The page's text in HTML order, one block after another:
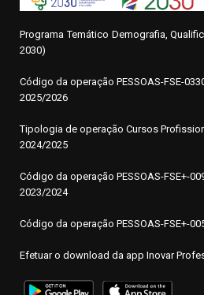
Programa Temático Demografia,
2030)
Código da operação PESSOAS-FSE-
2025/2026
Tipologia de operação Cursos
2024/2025
Código da operação PESSOAS-FSE+-
2023/2024
Código da operação PESSOAS-FSE+-
Efetuar o download da app Inovar